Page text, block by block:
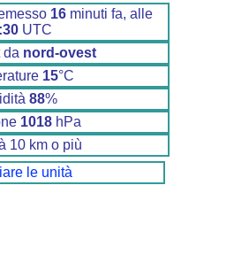
16 minuti fa, alle
UTC
nord-ovest
15°C
88%
1018hPa
10 km o più
le unità